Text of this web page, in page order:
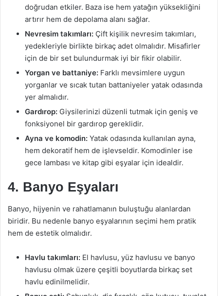
doğrudan etkiler. Baza ise hem yatağın yüksekliğini
artırır hem de depolama alanı sağlar.
Nevresim takımları: Çift kişilik nevresim takımları,
yedekleriyle birlikte birkaç adet olmalıdır. Misafirler
için de bir set bulundurmak iyi bir fikir olabilir.
Yorgan ve battaniye: Farklı mevsimlere uygun
yorganlar ve sıcak tutan battaniyeler yatak odasında
yer almalıdır.
Gardırop: Giysilerinizi düzenli tutmak için geniş ve
fonksiyonel bir gardırop gereklidir.
Ayna ve komodin: Yatak odasında kullanılan ayna,
hem dekoratif hem de işlevseldir. Komodinler ise
gece lambası ve kitap gibi eşyalar için idealdir.
4. Banyo Eşyaları
Banyo, hijyenin ve rahatlamanın buluştuğu alanlardan
biridir. Bu nedenle banyo eşyalarının seçimi hem pratik
hem de estetik olmalıdır.
Havlu takımları: El havlusu, yüz havlusu ve banyo
havlusu olmak üzere çeşitli boyutlarda birkaç set
havlu edinilmelidir.